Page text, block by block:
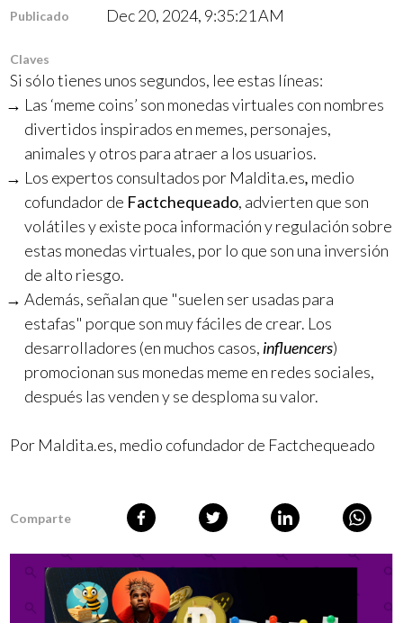
Publicado Dec 20, 2024, 9:35:21 AM
Claves
Si sólo tienes unos segundos, lee estas líneas:
Las ‘meme coins’ son monedas virtuales con nombres
divertidos inspirados en memes, personajes,
animales y otros para atraer a los usuarios.
Los expertos consultados por Maldita.es, medio
cofundador de Factchequeado, advierten que son
volátiles y existe poca información y regulación sobre
estas monedas virtuales, por lo que son una inversión
de alto riesgo.
Además, señalan que "suelen ser usadas para
estafas" porque son muy fáciles de crear. Los
desarrolladores (en muchos casos, influencers)
promocionan sus monedas meme en redes sociales,
después las venden y se desploma su valor.
Por Maldita.es, medio cofundador de Factchequeado
Comparte